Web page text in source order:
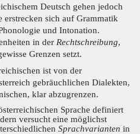
Deutsch gehen jedoch
erstrecken sich auf Grammatik
und Intonation.
in der Rechtschreibung,
Grenzen setzt.
ist von der
gebräuchlichen Dialekten,
klar abzugrenzen.
Sprache definiert
versucht eine möglichst
Sprachvarianten in